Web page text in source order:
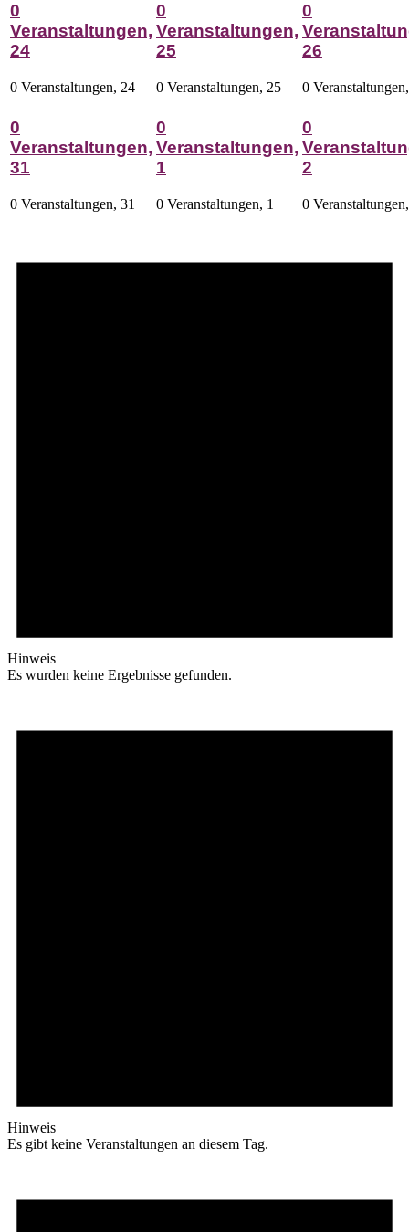
0
Veranstaltungen,
24
0 Veranstaltungen, 24
0
Veranstaltungen,
25
0 Veranstaltungen, 25
0
26
0
0
Veranstaltungen,
31
0 Veranstaltungen, 31
0
Veranstaltungen,
1
0 Veranstaltungen, 1
0
2
0
Hinweis
Es wurden keine Ergebnisse gefunden.
Hinweis
Es gibt keine Veranstaltungen an diesem Tag.